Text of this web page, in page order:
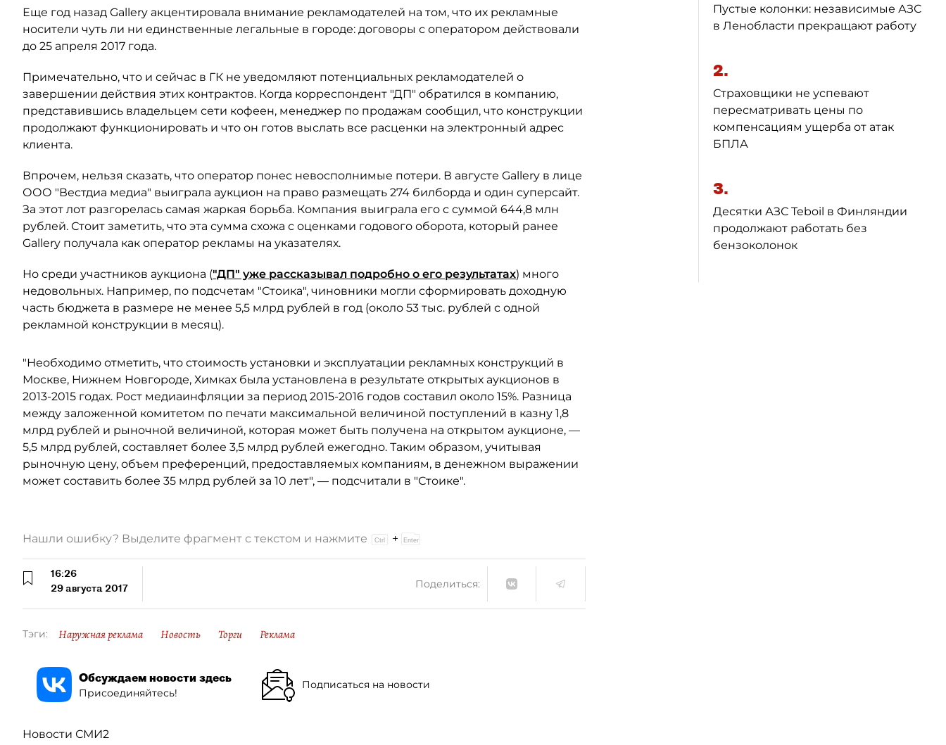
Еще год назад Gallery акцентировала внимание рекламодателей на том, что их рекламные
носители чуть ли ни единственные легальные в городе: договоры с оператором действовали
до 25 апреля 2017 года.
Примечательно, что и сейчас в ГК не уведомляют потенциальных рекламодателей о
завершении действия этих контрактов. Когда корреспондент "ДП" обратился в компанию,
представившись владельцем сети кофеен, менеджер по продажам сообщил, что конструкции
продолжают функционировать и что он готов выслать все расценки на электронный адрес
клиента.
Впрочем, нельзя сказать, что оператор понес невосполнимые потери. В августе Gallery в лице
ООО "Вестдиа медиа" выиграла аукцион на право размещать 274 билборда и один суперсайт.
За этот лот разгорелась самая жаркая борьба. Компания выиграла его с суммой 644,8 млн
рублей. Стоит заметить, что эта сумма схожа с оценками годового оборота, который ранее
Gallery получала как оператор рекламы на указателях.
Но среди участников аукциона ("ДП" уже рассказывал подробно о его результатах) много
недовольных. Например, по подсчетам "Стоика", чиновники могли сформировать доходную
часть бюджета в размере не менее 5,5 млрд рублей в год (около 53 тыс. рублей с одной
рекламной конструкции в месяц).
"Необходимо отметить, что стоимость установки и эксплуатации рекламных конструкций в
Москве, Нижнем Новгороде, Химках была установлена в результате открытых аукционов в
2013-2015 годах. Рост медиаинфляции за период 2015-2016 годов составил около 15%. Разница
между заложенной комитетом по печати максимальной величиной поступлений в казну 1,8
млрд рублей и рыночной величиной, которая может быть получена на открытом аукционе, —
5,5 млрд рублей, составляет более 3,5 млрд рублей ежегодно. Таким образом, учитывая
рыночную цену, объем преференций, предоставляемых компаниям, в денежном выражении
может составить более 35 млрд рублей за 10 лет", — подсчитали в "Стоике".
Пустые колонки: независимые АЗС
в Ленобласти прекращают работу
2.
Страховщики не успевают
пересматривать цены по
компенсациям ущерба от атак
БПЛА
3.
Десятки АЗС Teboil в Финляндии
продолжают работать без
бензоколонок
Нашли ошибку? Выделите фрагмент с текстом и нажмите +
16:26
29 августа 2017
Поделиться:
Тэги: Наружная реклама Новость Торги Реклама
Обсуждаем новости здесь
Присоединяйтесь!
Подписаться на новости
Новости СМИ2